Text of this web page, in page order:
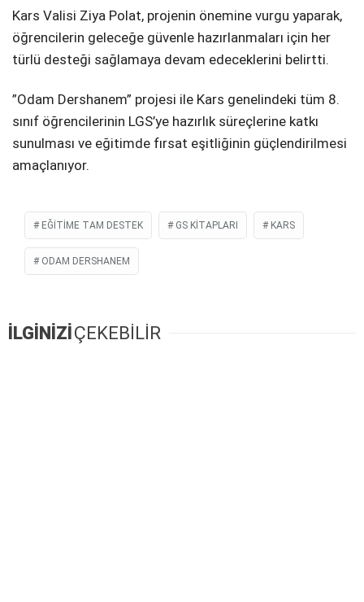
​Kars Valisi Ziya Polat, projenin önemine vurgu yaparak,
öğrencilerin geleceğe güvenle hazırlanmaları için her
türlü desteği sağlamaya devam edeceklerini belirtti.
​”Odam Dershanem” projesi ile Kars genelindeki tüm 8.
sınıf öğrencilerinin LGS’ye hazırlık süreçlerine katkı
sunulması ve eğitimde fırsat eşitliğinin güçlendirilmesi
amaçlanıyor.
EĞITIME TAM DESTEK GS KITAPLARI KARS
ODAM DERSHANEM
İLGİNİZİÇEKEBİLİR